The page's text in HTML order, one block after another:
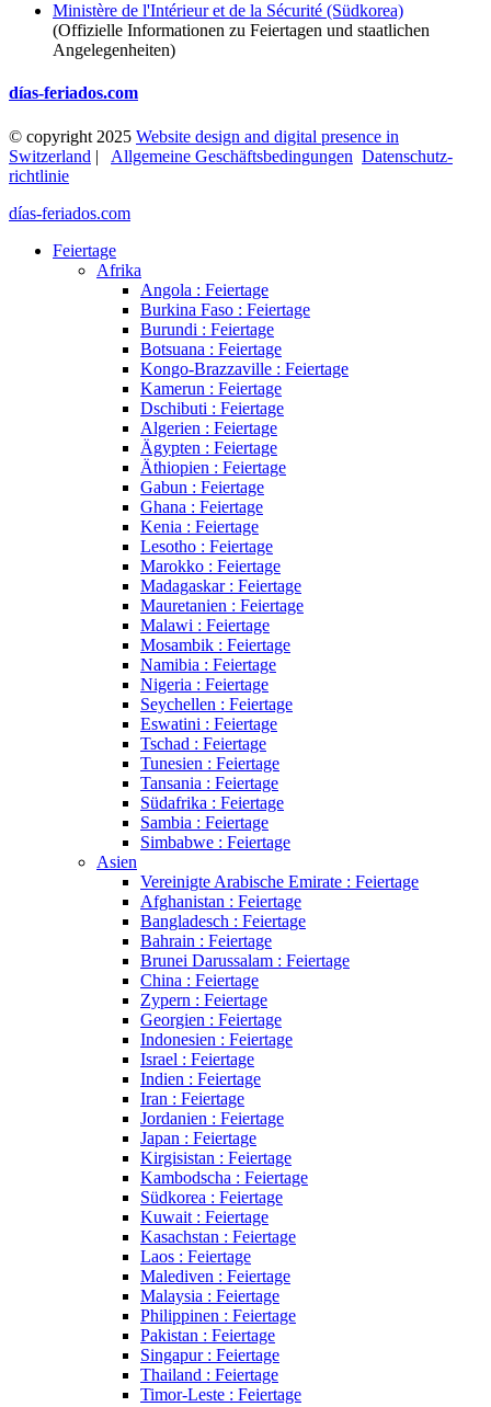
Ministère de l'Intérieur et de la Sécurité (Südkorea)
(Offizielle Informationen zu Feiertagen und staatlichen
Angelegenheiten)
días-feriados.com
© copyright 2025 Website design and digital presence in
Switzerland | Allgemeine Geschäftsbedingungen Datenschutz­
richtlinie
días-feriados.com
Feiertage
Afrika
Angola : Feiertage
Burkina Faso : Feiertage
Burundi : Feiertage
Botsuana : Feiertage
Kongo-Brazzaville : Feiertage
Kamerun : Feiertage
Dschibuti : Feiertage
Algerien : Feiertage
Ägypten : Feiertage
Äthiopien : Feiertage
Gabun : Feiertage
Ghana : Feiertage
Kenia : Feiertage
Lesotho : Feiertage
Marokko : Feiertage
Madagaskar : Feiertage
Mauretanien : Feiertage
Malawi : Feiertage
Mosambik : Feiertage
Namibia : Feiertage
Nigeria : Feiertage
Seychellen : Feiertage
Eswatini : Feiertage
Tschad : Feiertage
Tunesien : Feiertage
Tansania : Feiertage
Südafrika : Feiertage
Sambia : Feiertage
Simbabwe : Feiertage
Asien
Vereinigte Arabische Emirate : Feiertage
Afghanistan : Feiertage
Bangladesch : Feiertage
Bahrain : Feiertage
Brunei Darussalam : Feiertage
China : Feiertage
Zypern : Feiertage
Georgien : Feiertage
Indonesien : Feiertage
Israel : Feiertage
Indien : Feiertage
Iran : Feiertage
Jordanien : Feiertage
Japan : Feiertage
Kirgisistan : Feiertage
Kambodscha : Feiertage
Südkorea : Feiertage
Kuwait : Feiertage
Kasachstan : Feiertage
Laos : Feiertage
Malediven : Feiertage
Malaysia : Feiertage
Philippinen : Feiertage
Pakistan : Feiertage
Singapur : Feiertage
Thailand : Feiertage
Timor-Leste : Feiertage